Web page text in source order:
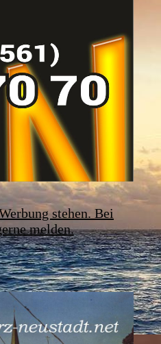
stehen. Bei
melden.